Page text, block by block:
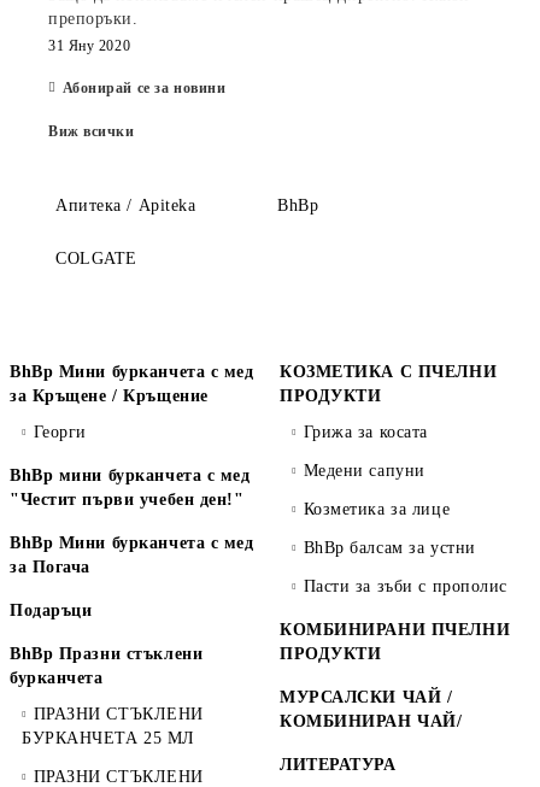
препоръки.
31 Яну 2020
Абонирай се за новини
Виж всички
Апитека / Apiteka BhBp
COLGATE
BhBp Мини бурканчета с мед
за Кръщене / Кръщение
Георги
BhBp мини бурканчета с мед
"Честит първи учебен ден!"
BhBp Мини бурканчета с мед
за Погача
Подаръци
BhBp Празни стъклени
бурканчета
ПРАЗНИ СТЪКЛЕНИ
БУРКАНЧЕТА 25 МЛ
ПРАЗНИ СТЪКЛЕНИ
КОЗМЕТИКА С ПЧЕЛНИ
ПРОДУКТИ
Грижа за косата
Медени сапуни
Козметика за лице
BhBp балсам за устни
Пасти за зъби с прополис
КОМБИНИРАНИ ПЧЕЛНИ
ПРОДУКТИ
МУРСАЛСКИ ЧАЙ /
КОМБИНИРАН ЧАЙ/
ЛИТЕРАТУРА